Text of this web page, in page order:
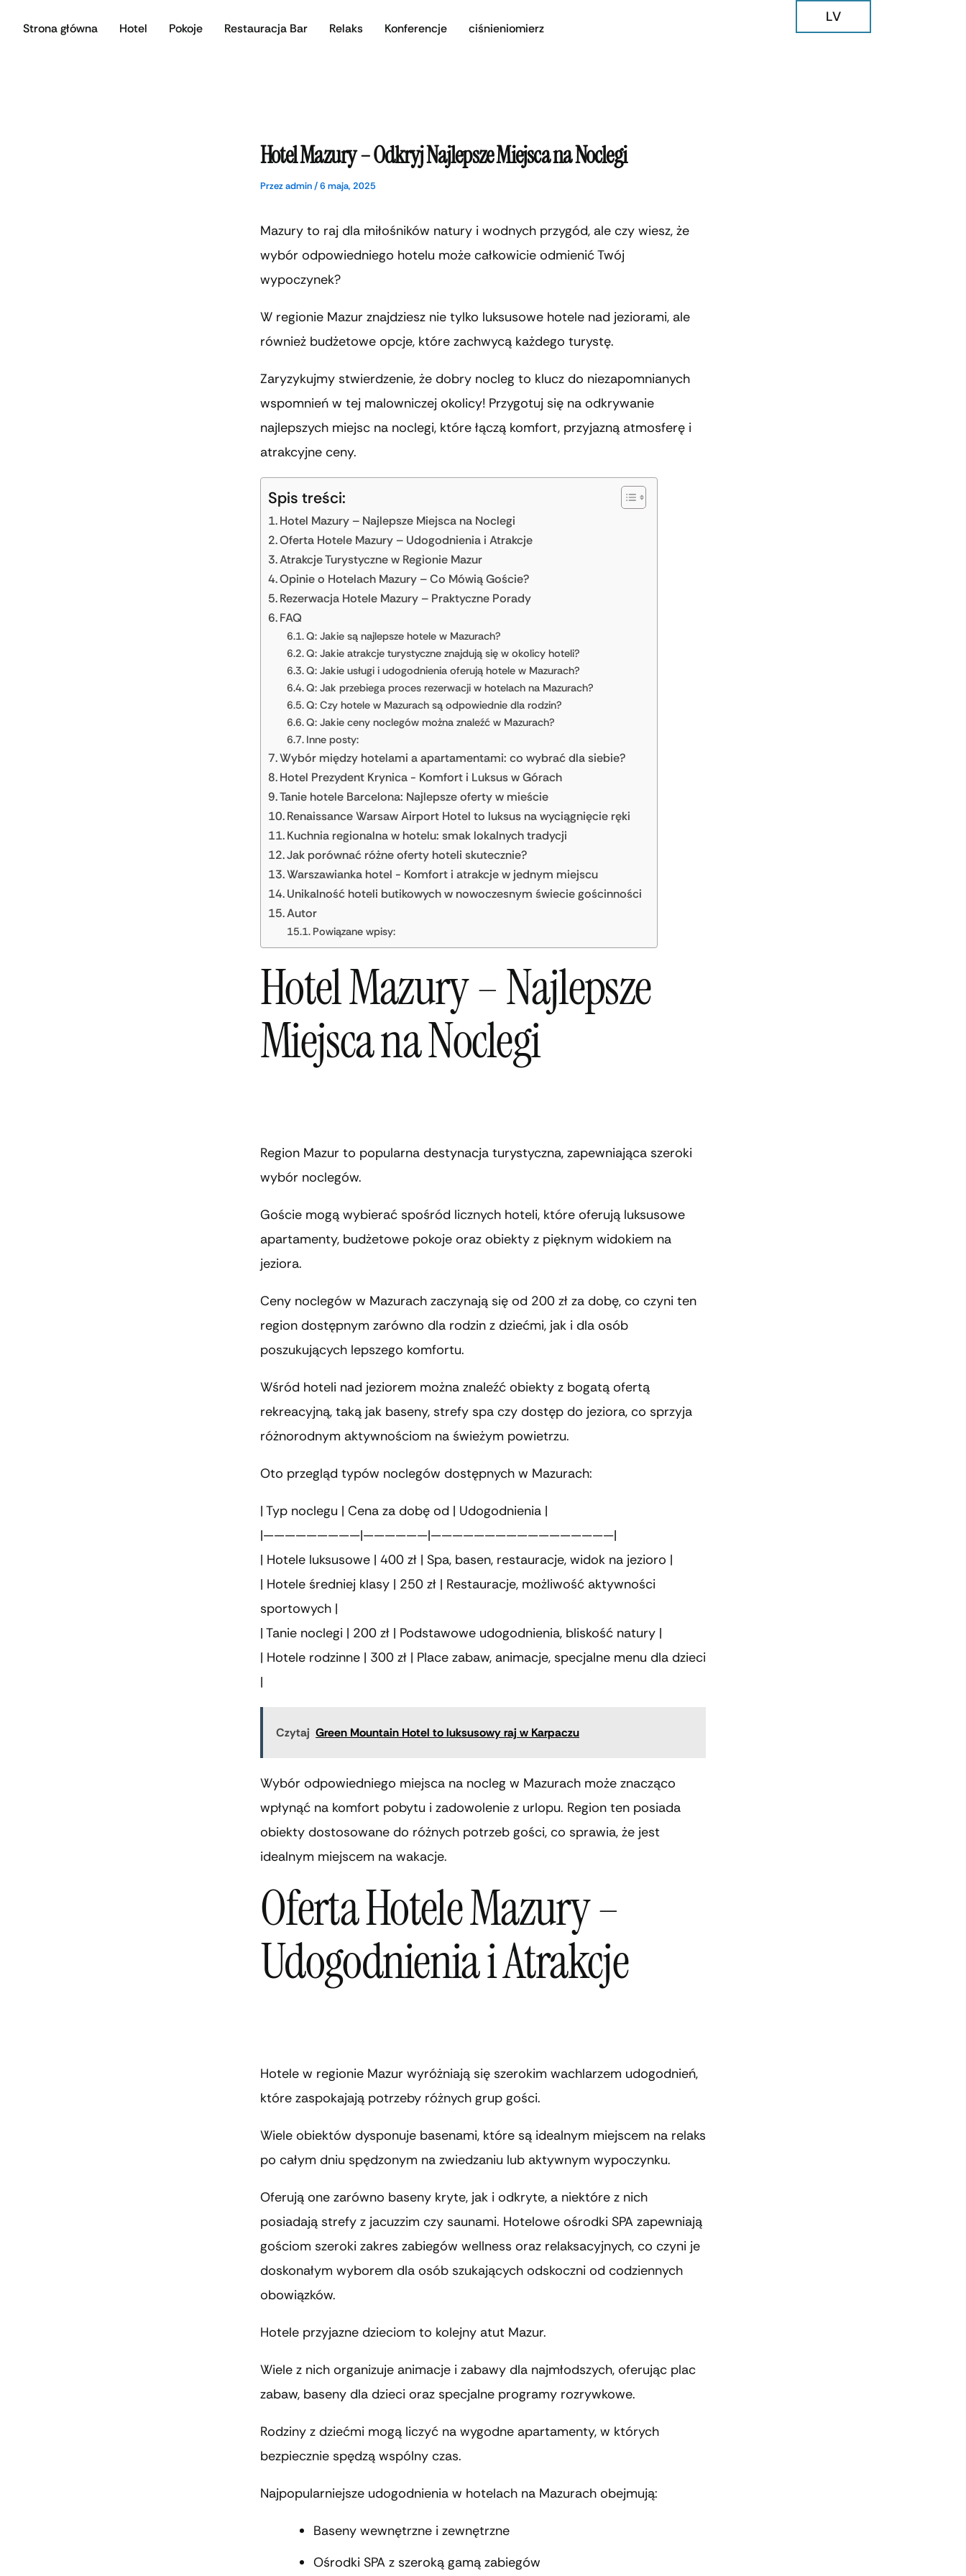
Strona główna Hotel Pokoje Restauracja Bar Relaks Konferencje ciśnieniomierz
LV
Hotel Mazury – Odkryj Najlepsze Miejsca na Noclegi
Przezadmin/6 maja, 2025
Mazury to raj dla miłośników natury i wodnych przygód, ale czy wiesz, że
wybór odpowiedniego hotelu może całkowicie odmienić Twój
wypoczynek?
W regionie Mazur znajdziesz nie tylko luksusowe hotele nad jeziorami, ale
również budżetowe opcje, które zachwycą każdego turystę.
Zaryzykujmy stwierdzenie, że dobry nocleg to klucz do niezapomnianych
wspomnień w tej malowniczej okolicy! Przygotuj się na odkrywanie
najlepszych miejsc na noclegi, które łączą komfort, przyjazną atmosferę i
atrakcyjne ceny.
Spis treści:
Hotel Mazury – Najlepsze Miejsca na Noclegi
Oferta Hotele Mazury – Udogodnienia i Atrakcje
Atrakcje Turystyczne w Regionie Mazur
Opinie o Hotelach Mazury – Co Mówią Goście?
Rezerwacja Hotele Mazury – Praktyczne Porady
FAQ
Q: Jakie są najlepsze hotele w Mazurach?
Q: Jakie atrakcje turystyczne znajdują się w okolicy hoteli?
Q: Jakie usługi i udogodnienia oferują hotele w Mazurach?
Q: Jak przebiega proces rezerwacji w hotelach na Mazurach?
Q: Czy hotele w Mazurach są odpowiednie dla rodzin?
Q: Jakie ceny noclegów można znaleźć w Mazurach?
Inne posty:
Wybór między hotelami a apartamentami: co wybrać dla siebie?
Hotel Prezydent Krynica - Komfort i Luksus w Górach
Tanie hotele Barcelona: Najlepsze oferty w mieście
Renaissance Warsaw Airport Hotel to luksus na wyciągnięcie ręki
Kuchnia regionalna w hotelu: smak lokalnych tradycji
Jak porównać różne oferty hoteli skutecznie?
Warszawianka hotel - Komfort i atrakcje w jednym miejscu
Unikalność hoteli butikowych w nowoczesnym świecie gościnności
Autor
Powiązane wpisy:
Hotel Mazury – Najlepsze
Miejsca na Noclegi
Region Mazur to popularna destynacja turystyczna, zapewniająca szeroki
wybór noclegów.
Goście mogą wybierać spośród licznych hoteli, które oferują luksusowe
apartamenty, budżetowe pokoje oraz obiekty z pięknym widokiem na
jeziora.
Ceny noclegów w Mazurach zaczynają się od 200 zł za dobę, co czyni ten
region dostępnym zarówno dla rodzin z dziećmi, jak i dla osób
poszukujących lepszego komfortu.
Wśród hoteli nad jeziorem można znaleźć obiekty z bogatą ofertą
rekreacyjną, taką jak baseny, strefy spa czy dostęp do jeziora, co sprzyja
różnorodnym aktywnościom na świeżym powietrzu.
Oto przegląd typów noclegów dostępnych w Mazurach:
| Typ noclegu | Cena za dobę od | Udogodnienia |
|—————————|——————|—————————————————|
| Hotele luksusowe | 400 zł | Spa, basen, restauracje, widok na jezioro |
| Hotele średniej klasy | 250 zł | Restauracje, możliwość aktywności
sportowych |
| Tanie noclegi | 200 zł | Podstawowe udogodnienia, bliskość natury |
| Hotele rodzinne | 300 zł | Place zabaw, animacje, specjalne menu dla dzieci
|
Czytaj Green Mountain Hotel to luksusowy raj w Karpaczu
Wybór odpowiedniego miejsca na nocleg w Mazurach może znacząco
wpłynąć na komfort pobytu i zadowolenie z urlopu. Region ten posiada
obiekty dostosowane do różnych potrzeb gości, co sprawia, że jest
idealnym miejscem na wakacje.
Oferta Hotele Mazury –
Udogodnienia i Atrakcje
Hotele w regionie Mazur wyróżniają się szerokim wachlarzem udogodnień,
które zaspokajają potrzeby różnych grup gości.
Wiele obiektów dysponuje basenami, które są idealnym miejscem na relaks
po całym dniu spędzonym na zwiedzaniu lub aktywnym wypoczynku.
Oferują one zarówno baseny kryte, jak i odkryte, a niektóre z nich
posiadają strefy z jacuzzim czy saunami. Hotelowe ośrodki SPA zapewniają
gościom szeroki zakres zabiegów wellness oraz relaksacyjnych, co czyni je
doskonałym wyborem dla osób szukających odskoczni od codziennych
obowiązków.
Hotele przyjazne dzieciom to kolejny atut Mazur.
Wiele z nich organizuje animacje i zabawy dla najmłodszych, oferując plac
zabaw, baseny dla dzieci oraz specjalne programy rozrywkowe.
Rodziny z dziećmi mogą liczyć na wygodne apartamenty, w których
bezpiecznie spędzą wspólny czas.
Najpopularniejsze udogodnienia w hotelach na Mazurach obejmują:
Baseny wewnętrzne i zewnętrzne
Ośrodki SPA z szeroką gamą zabiegów